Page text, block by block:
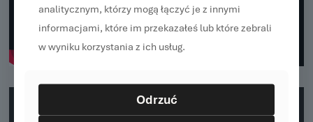
analitycznym, którzy mogą łączyć je z innymi
informacjami, które im przekazałeś lub które zebrali
w wyniku korzystania z ich usług.
Odrzuć